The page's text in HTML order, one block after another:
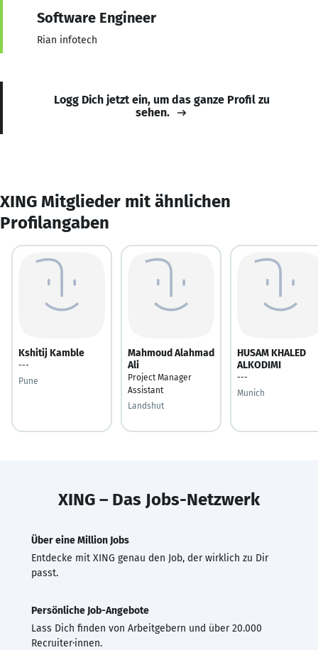
Software Engineer
Rian infotech
Logg Dich jetzt ein, um das ganze Profil zu
sehen.
XING Mitglieder mit ähnlichen
Profilangaben
Kshitij Kamble
---
Pune
Mahmoud Alahmad
Ali
Project Manager
Assistant
Landshut
HUSAM KHALED
ALKODIMI
---
Munich
XING – Das Jobs-Netzwerk
Über eine Million Jobs
Entdecke mit XING genau den Job, der wirklich zu Dir
passt.
Persönliche Job-Angebote
Lass Dich finden von Arbeitgebern und über 20.000
Recruiter·innen.